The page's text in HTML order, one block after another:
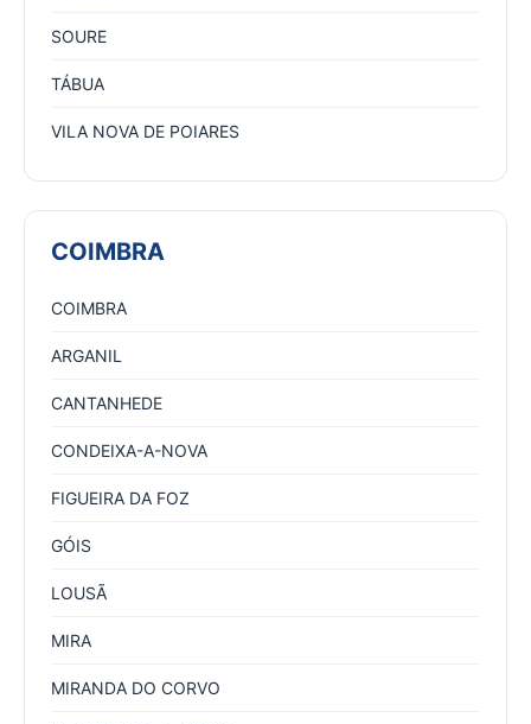
SOURE
TÁBUA
VILA NOVA DE POIARES
COIMBRA
COIMBRA
ARGANIL
CANTANHEDE
CONDEIXA-A-NOVA
FIGUEIRA DA FOZ
GÓIS
LOUSÃ
MIRA
MIRANDA DO CORVO